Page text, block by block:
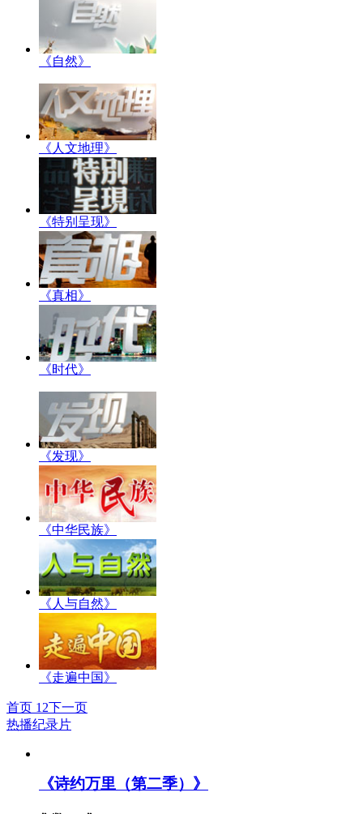
《自然》
《人文地理》
《特别呈现》
《真相》
《时代》
《发现》
《中华民族》
《人与自然》
《走遍中国》
首页 1 2下一页
热播纪录片
《诗约万里（第二季）》